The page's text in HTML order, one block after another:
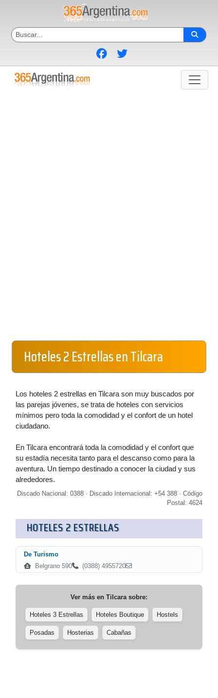
Hoteles 2 Estrellas en Tilcara
Los hoteles 2 estrellas en Tilcara son muy buscados por
las parejas jóvenes, se trata de hoteles con servicios
mínimos pero toda la comodidad y el confort de un hotel
ciudadano.
En Tilcara encontrará toda la comodidad y el confort que
su estadía necesita tanto para el descanso como para la
aventura. Un tiempo destinado a conocer la ciudad y sus
alrededores.
Discado Nacional: 0388 · Discado Internacional: +54 388 · Código
Postal: 4624
HOTELES 2 ESTRELLAS
De Turismo
Belgrano 590
(0388) 4955720
Ver más en Tilcarasobre:
Hoteles 3 Estrellas Hoteles Boutique Hostels
Posadas Hosterias Cabañas